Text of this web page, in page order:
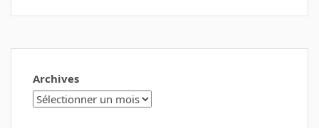
Archives